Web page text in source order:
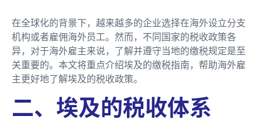
在全球化的背景下，越来越多的企业选择在海外设立分支
机构或者雇佣海外员工。然而，不同国家的税收政策各
异，对于海外雇主来说，了解并遵守当地的缴税规定是至
关重要的。本文将重点介绍埃及的缴税指南，帮助海外雇
主更好地了解埃及的税收政策。
二、埃及的税收体系